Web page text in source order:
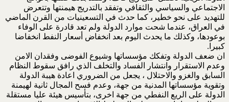
الاجتماعي والسياسي والثقافي وتفقد بالتدريج هيمنتها وتتعرض
للتهديد على نحو خطير، كما حدث في التسعينيات من القرن الماضي
في العراق، عندما شحت موارد الدولة ولم تعد قادرة على الوفاء
بوعودها، وكذلك ما يحدث اليوم بعد انخفاض أسعار النفط انخفاضا
كبيرا.
ان ضعف الدولة وتفكك مؤسساتها وشيوع الفوضى وفقدان الامن
وعدم الاستقرار وانتشار الفساد والتخلف الذي رافق سقوط النظام
السابق والغزو والاحتلال ، يجعل من الضروري اعادة هيبة الدولة
وتقوية مؤسساتها المدنية من جهة، وعدم فسح المجال ثانية لهيمنة
الدولة على الريع النفطي من جهة اخرى، بتأسيس هيئة عليا مستقلة